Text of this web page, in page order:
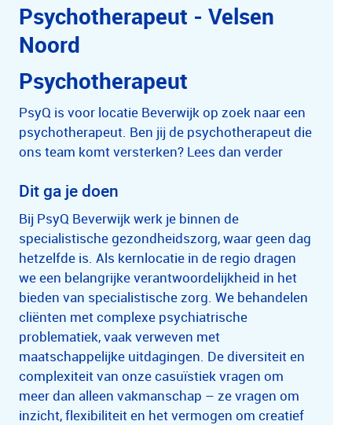
Psychotherapeut - Velsen
Noord
Psychotherapeut
PsyQ is voor locatie Beverwijk op zoek naar een
psychotherapeut. Ben jij de psychotherapeut die
ons team komt versterken? Lees dan verder
Dit ga je doen
Bij PsyQ Beverwijk werk je binnen de
specialistische gezondheidszorg, waar geen dag
hetzelfde is. Als kernlocatie in de regio dragen
we een belangrijke verantwoordelijkheid in het
bieden van specialistische zorg. We behandelen
cliënten met complexe psychiatrische
problematiek, vaak verweven met
maatschappelijke uitdagingen. De diversiteit en
complexiteit van onze casuïstiek vragen om
meer dan alleen vakmanschap – ze vragen om
inzicht, flexibiliteit en het vermogen om creatief